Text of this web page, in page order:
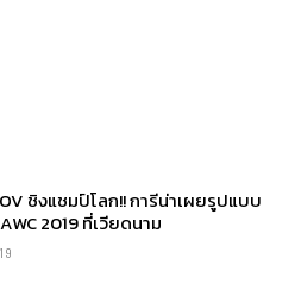
ชิงแชมป์โลก!! การีน่าเผยรูปแบบ
2019 ที่เวียดนาม